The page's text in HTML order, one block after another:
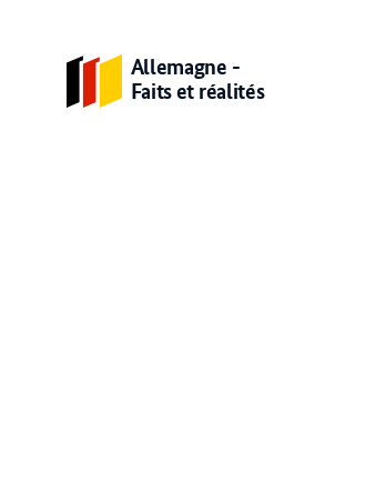
Allemagne -
Faits et réalités